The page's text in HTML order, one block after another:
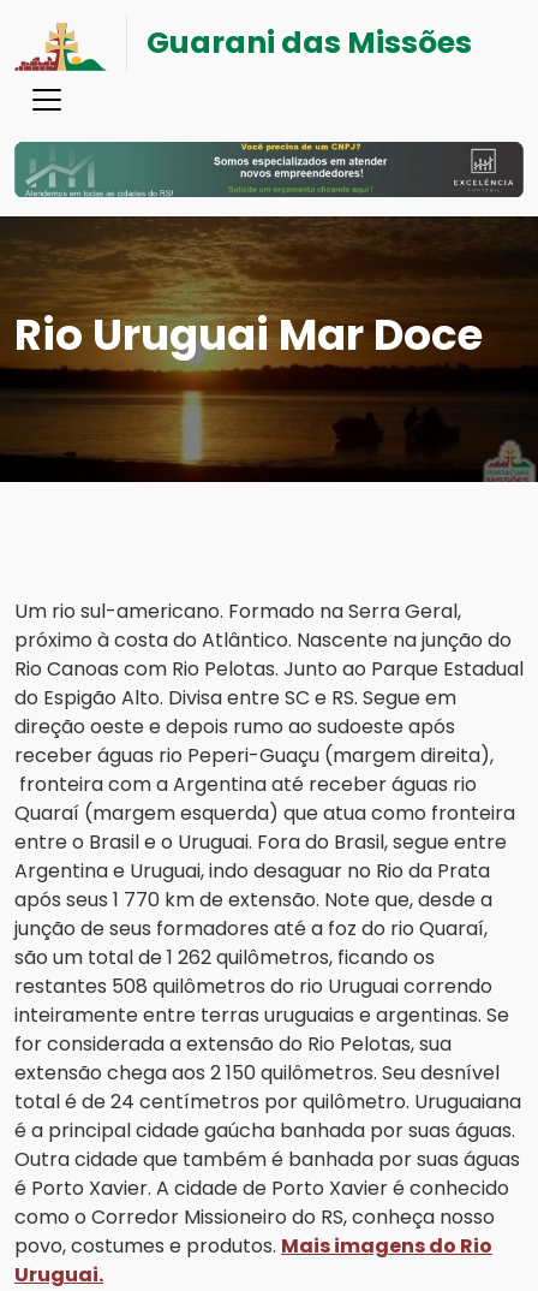
Guarani das Missões
Rio Uruguai Mar Doce
Um rio sul-americano. Formado na Serra Geral,
próximo à costa do Atlântico. Nascente na junção do
Rio Canoas com Rio Pelotas. Junto ao Parque Estadual
do Espigão Alto. Divisa entre SC e RS. Segue em
direção oeste e depois rumo ao sudoeste após
receber águas rio Peperi-Guaçu (margem direita),
fronteira com a Argentina até receber águas rio
Quaraí (margem esquerda) que atua como fronteira
entre o Brasil e o Uruguai. Fora do Brasil, segue entre
Argentina e Uruguai, indo desaguar no Rio da Prata
após seus 1 770 km de extensão. Note que, desde a
junção de seus formadores até a foz do rio Quaraí,
são um total de 1 262 quilômetros, ficando os
restantes 508 quilômetros do rio Uruguai correndo
inteiramente entre terras uruguaias e argentinas. Se
for considerada a extensão do Rio Pelotas, sua
extensão chega aos 2 150 quilômetros. Seu desnível
total é de 24 centímetros por quilômetro. Uruguaiana
é a principal cidade gaúcha banhada por suas águas.
Outra cidade que também é banhada por suas águas
é Porto Xavier. A cidade de Porto Xavier é conhecido
como o Corredor Missioneiro do RS, conheça nosso
povo, costumes e produtos. Mais imagens do Rio
Uruguai.